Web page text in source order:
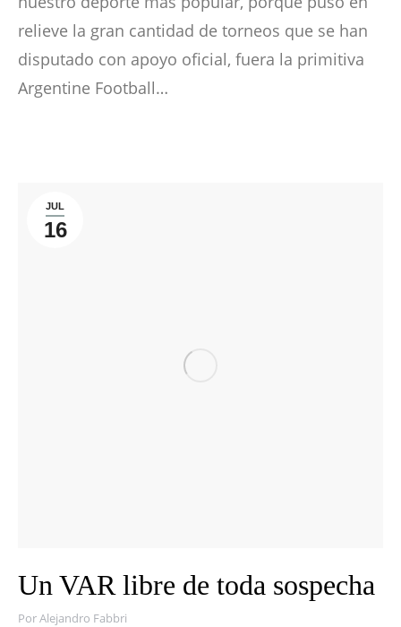
relieve la gran cantidad de torneos que se han
disputado con apoyo oficial, fuera la primitiva
Argentine Football…
JUL
16
Un VAR libre de toda sospecha
PorAlejandro Fabbri